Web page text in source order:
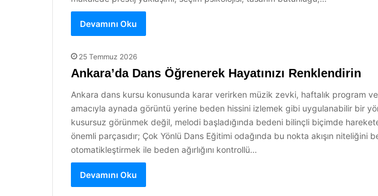
Devamını Oku
25 Temmuz 2026
Ankara’da Dans Öğrenerek Hayatınızı Renklendirin
Ankara dans kursu konusunda karar verirken müzik zevki, haftalık program
amacıyla aynada görüntü yerine beden hissini izlemek gibi uygulanabilir bir
kusursuz görünmek değil, melodi başladığında bedeni bilinçli biçimde
önemli parçasıdır; Çok Yönlü Dans Eğitimi odağında bu nokta akışın niteliğini
otomatikleştirmek ile beden ağırlığını kontrollü…
Devamını Oku